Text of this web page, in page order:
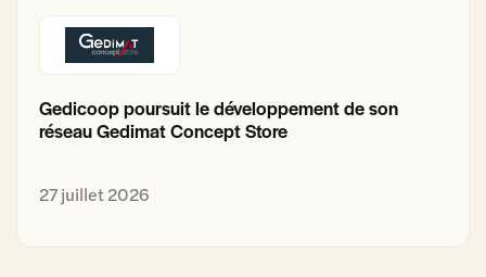
Gedicoop poursuit le développement de son
réseau Gedimat Concept Store
27 juillet 2026